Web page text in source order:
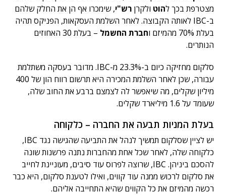
מצטרפת בכך להוט ולקרן רש"י, שימכרו אף הן את החלק שלהם
ב-IBC לאותה הקבוצה. לאחר השלמת העסקאות, הפניקס תהיה
בעלת 70% מהמיזם ו
חברת החשמל
– בעלת 30 האחוזים
הנותרים.
סלקום מחזיקה כיום ב-23.3% מ-IBC. מדובר בעסקה משתלמת
עבורה, שכן לאחר השלמת המכירה היא תרשום רווח הון של 400
מיליון שקלים, מה שיאפשר לה לצמצם ברבע את החוב שלה,
שעומד על 1.6 מיליארד שקלים.
בעלת המניות תבעה את החברה – כלקוחה
יש לציין שסלקום תמשיך לנהל את התביעה שהגישה נגד IBC,
כלקוחה שלה, לאחר שכל אחת מהחברות נתנה פרשנות שונה
להסכם ביניהן. IBC, שרוצה לפרוס עוד סיבים, מעוניינת לחייב
את סלקום לרכוש ממנה עוד קווים, ואילו לטענת סלקום, היא כבר
רכשה מהמיזם את כל הקווים שהיא התחייבה אליהם.